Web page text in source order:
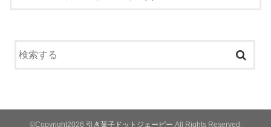
©Copyright2026 引き菓子ドットジェーピー .All Rights Reserved.